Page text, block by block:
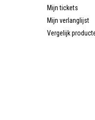
Mijn tickets
Mijn verlanglijst
Vergelijk